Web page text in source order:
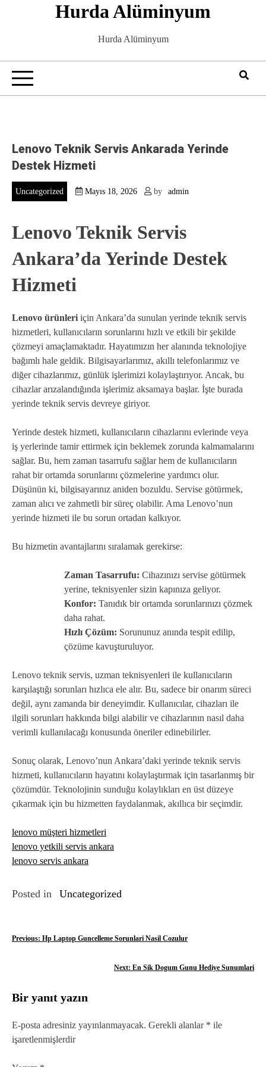
Hurda Alüminyum
Hurda Alüminyum
Lenovo Teknik Servis Ankarada Yerinde
Destek Hizmeti
Uncategorized Mayıs 18, 2026 by admin
Lenovo Teknik Servis
Ankara’da Yerinde Destek
Hizmeti
Lenovo ürünleri için Ankara’da sunulan yerinde teknik servis
hizmetleri, kullanıcıların sorunlarını hızlı ve etkili bir şekilde
çözmeyi amaçlamaktadır. Hayatımızın her alanında teknolojiye
bağımlı hale geldik. Bilgisayarlarımız, akıllı telefonlarımız ve
diğer cihazlarımız, günlük işlerimizi kolaylaştırıyor. Ancak, bu
cihazlar arızalandığında işlerimiz aksamaya başlar. İşte burada
yerinde teknik servis devreye giriyor.
Yerinde destek hizmeti, kullanıcıların cihazlarını evlerinde veya
iş yerlerinde tamir ettirmek için beklemek zorunda kalmamalarını
sağlar. Bu, hem zaman tasarrufu sağlar hem de kullanıcıların
rahat bir ortamda sorunlarını çözmelerine yardımcı olur.
Düşünün ki, bilgisayarınız aniden bozuldu. Servise götürmek,
zaman alıcı ve zahmetli bir süreç olabilir. Ama Lenovo’nun
yerinde hizmeti ile bu sorun ortadan kalkıyor.
Bu hizmetin avantajlarını sıralamak gerekirse:
Zaman Tasarrufu: Cihazınızı servise götürmek
yerine, teknisyenler sizin kapınıza geliyor.
Konfor: Tanıdık bir ortamda sorunlarınızı çözmek
daha rahat.
Hızlı Çözüm: Sorununuz anında tespit edilip,
çözüme kavuşturuluyor.
Lenovo teknik servis, uzman teknisyenleri ile kullanıcıların
karşılaştığı sorunları hızlıca ele alır. Bu, sadece bir onarım süreci
değil, aynı zamanda bir deneyimdir. Kullanıcılar, cihazları ile
ilgili sorunları hakkında bilgi alabilir ve cihazlarının nasıl daha
verimli kullanılacağı konusunda öneriler edinebilirler.
Sonuç olarak, Lenovo’nun Ankara’daki yerinde teknik servis
hizmeti, kullanıcıların hayatını kolaylaştırmak için tasarlanmış bir
çözümdür. Teknolojinin sunduğu kolaylıkları en üst düzeye
çıkarmak için bu hizmetten faydalanmak, akıllıca bir seçimdir.
lenovo müşteri hizmetleri
lenovo yetkili servis ankara
lenovo servis ankara
Posted in Uncategorized
Y
ı
g
e
Previous: Hp Laptop Guncelleme Sorunlari Nasil Cozulur
Next: En Sik Dogum Gunu Hediye Sunumlari
Bir yanıt yazın
E-posta adresiniz yayınlanmayacak. Gerekli alanlar * ile
işaretlenmişlerdir